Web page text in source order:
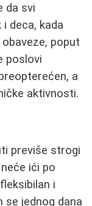
da svi
deca, kada
poput
poslovi
a
aktivnosti.
previše strogi
ići po
i
se jednog dana